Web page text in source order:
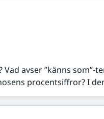
avser ”känns som”-
procentsiffror? I